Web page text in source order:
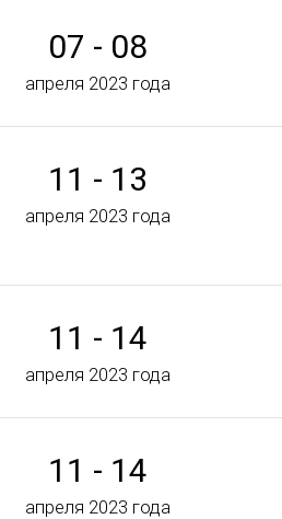
07 - 08
апреля 2023 года
11 - 13
апреля 2023 года
11 - 14
апреля 2023 года
11 - 14
апреля 2023 года